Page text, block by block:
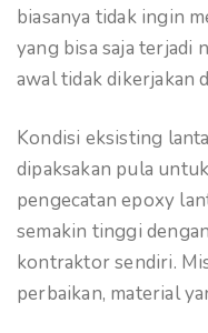
biasanya tidak ingin
yang bisa saja terjadi
awal tidak dikerjakan
Kondisi eksisting
dipaksakan pula
pengecatan epoxy
semakin tinggi
kontraktor sendiri.
perbaikan, material